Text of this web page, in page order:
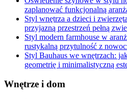
zaplanować funkcjonalną
Styl wnętrza a dzieci i
przyjazną przestrzeń pełną
Styl modern farmhouse w
rustykalną przytulność z
Styl Bauhaus we wnętrzach:
geometrię i minimalistyczną
Wnętrze i dom